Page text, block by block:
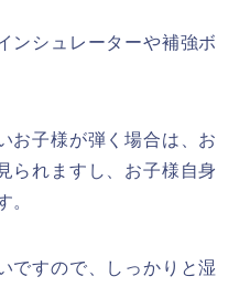
ンシュレーターや補強ボ
お子様が弾く場合は、お
られますし、お子様自身
。
ですので、しっかりと湿